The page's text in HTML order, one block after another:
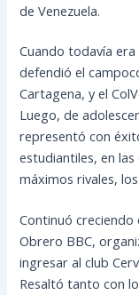
de Venezuela.
Cuando todavía
defendió el
Cartagena, y el
Luego, de
representó con
estudiantiles, en
máximos rivales,
Continuó
Obrero BBC,
ingresar al club
Resaltó tanto con